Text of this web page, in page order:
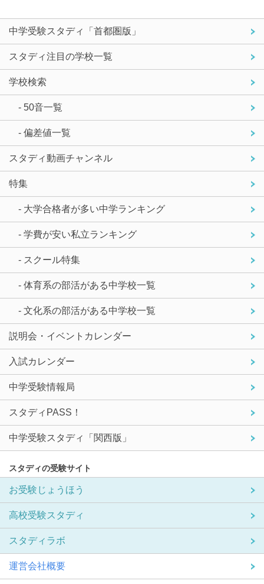
中学受験スタディ「首都圏版」
スタディ注目の学校一覧
学校検索
- 50音一覧
- 偏差値一覧
スタディ動画チャンネル
特集
- 大学合格者が多い中学ランキング
- 学費が安い私立ランキング
- スクール特集
- 体育系の部活がある中学校一覧
- 文化系の部活がある中学校一覧
説明会・イベントカレンダー
入試カレンダー
中学受験情報局
スタディPASS！
中学受験スタディ「関西版」
スタディの受験サイト
お受験じょうほう
高校受験スタディ
スタディラボ
運営会社概要